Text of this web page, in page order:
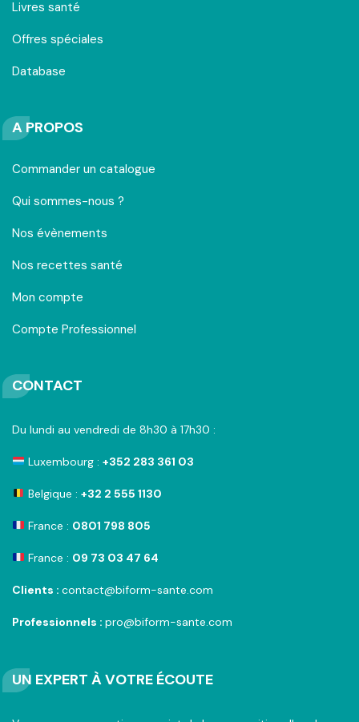
Livres santé
Offres spéciales
Database
A PROPOS
Commander un catalogue
Qui sommes-nous ?
Nos évènements
Nos recettes santé
Mon compte
Compte Professionnel
CONTACT
Du lundi au vendredi de 8h30 à 17h30 :
Luxembourg : +352 283 361 03
Belgique : +32 2 555 1130
France : 0801 798 805
France : 09 73 03 47 64
Clients : contact@biform-sante.com
Professionnels : pro@biform-sante.com
UN EXPERT À VOTRE ÉCOUTE